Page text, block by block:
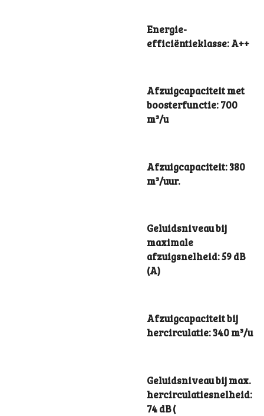
Energie-
efficiëntieklasse: A++
Afzuigcapaciteit met
boosterfunctie: 700
m³/u
Afzuigcapaciteit: 380
m³/uur.
Geluidsniveau bij
maximale
afzuigsnelheid: 59 dB
(A)
Afzuigcapaciteit bij
hercirculatie: 340 m³/u
Geluidsniveau bij max.
hercirculatiesnelheid:
74 dB (